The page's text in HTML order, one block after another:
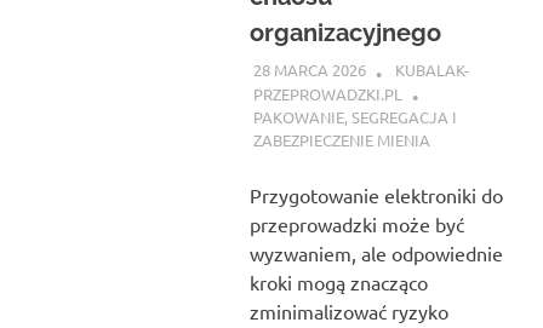
organizacyjnego
28 MARCA 2026
KUBALAK-
PRZEPROWADZKI.PL
PAKOWANIE, SEGREGACJA I
ZABEZPIECZENIE MIENIA
Przygotowanie elektroniki do
przeprowadzki może być
wyzwaniem, ale odpowiednie
kroki mogą znacząco
zminimalizować ryzyko